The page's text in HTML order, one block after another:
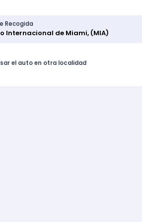
Recogida
el auto en otra localidad